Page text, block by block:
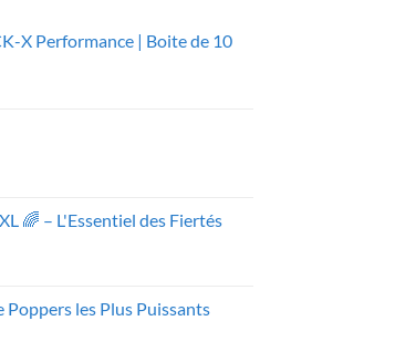
X Performance | Boite de 10
🌈 – L'Essentiel des Fiertés
les Plus Puissants